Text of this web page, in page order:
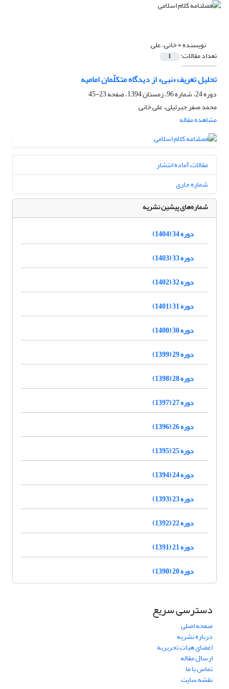
نویسنده =خانی، علی
تعداد مقالات: 1
تحلیل تعریف «نبی» از دیدگاه متکلّمان امامیه
دوره 24، شماره 96، زمستان 1394، صفحه
23-45
محمد صفر جبرئیلی، علی خانی
مشاهده مقاله
مقالات آماده انتشار
شماره جاری
شماره‌های پیشین نشریه
دوره 34 (1404)
دوره 33 (1403)
دوره 32 (1402)
دوره 31 (1401)
دوره 30 (1400)
دوره 29 (1399)
دوره 28 (1398)
دوره 27 (1397)
دوره 26 (1396)
دوره 25 (1395)
دوره 24 (1394)
دوره 23 (1393)
دوره 22 (1392)
دوره 21 (1391)
دوره 20 (1390)
دسترسی سریع
صفحه اصلی
درباره نشریه
اعضای هیات تحریریه
ارسال مقاله
تماس با ما
نقشه سایت